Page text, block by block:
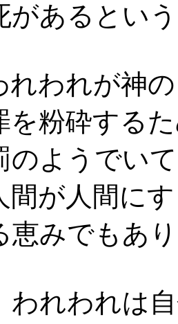
があるとい
われが神
を粉砕する
のようでい
間が人間に
恵みでもあ
われわれは